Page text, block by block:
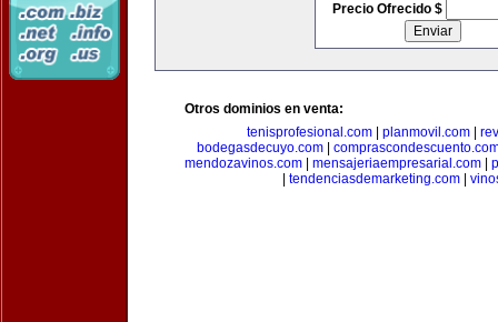
Precio Ofrecido $
Otros dominios en venta:
tenisprofesional.com
planmovil.com
bodegasdecuyo.com
mendozavinos.com
mensajeriaempresarial.com
tendenciasdemarketing.com